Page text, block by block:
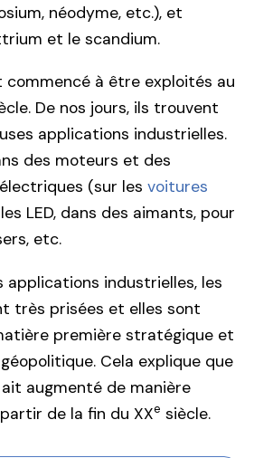
néodyme, etc.), et
et le scandium.
commencé à être exploités au
De nos jours, ils trouvent
applications industrielles.
des moteurs et des
(sur les voitures
LED, dans des aimants, pour
etc.
applications industrielles, les
très prisées et elles sont
première stratégique et
Cela explique que
augmenté de manière
de la fin du XXe siècle.